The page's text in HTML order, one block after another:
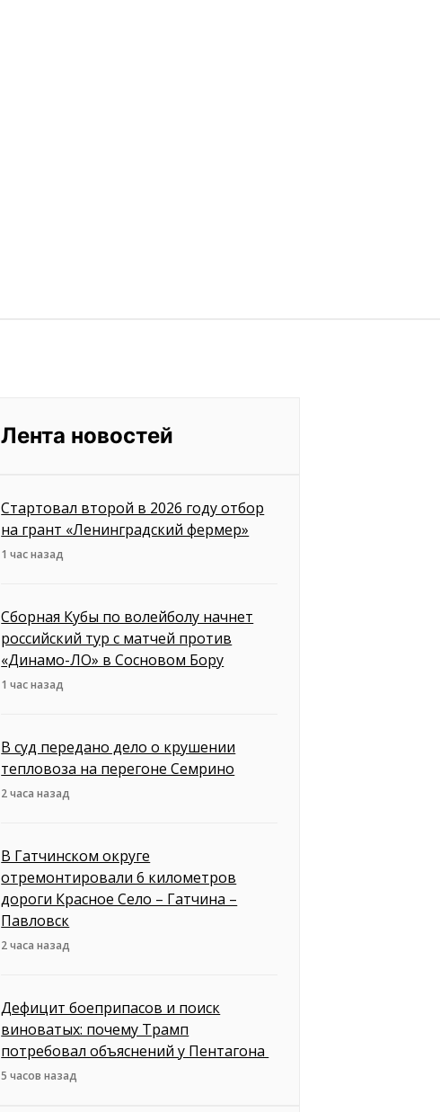
Лента новостей
Стартовал второй в 2026 году отбор
на грант «Ленинградский фермер»
1 час назад
Сборная Кубы по волейболу начнет
российский тур с матчей против
«Динамо-ЛО» в Сосновом Бору
1 час назад
В суд передано дело о крушении
тепловоза на перегоне Семрино
2 часа назад
В Гатчинском округе
отремонтировали 6 километров
дороги Красное Село – Гатчина –
Павловск
2 часа назад
Дефицит боеприпасов и поиск
виноватых: почему Трамп
потребовал объяснений у Пентагона
5 часов назад